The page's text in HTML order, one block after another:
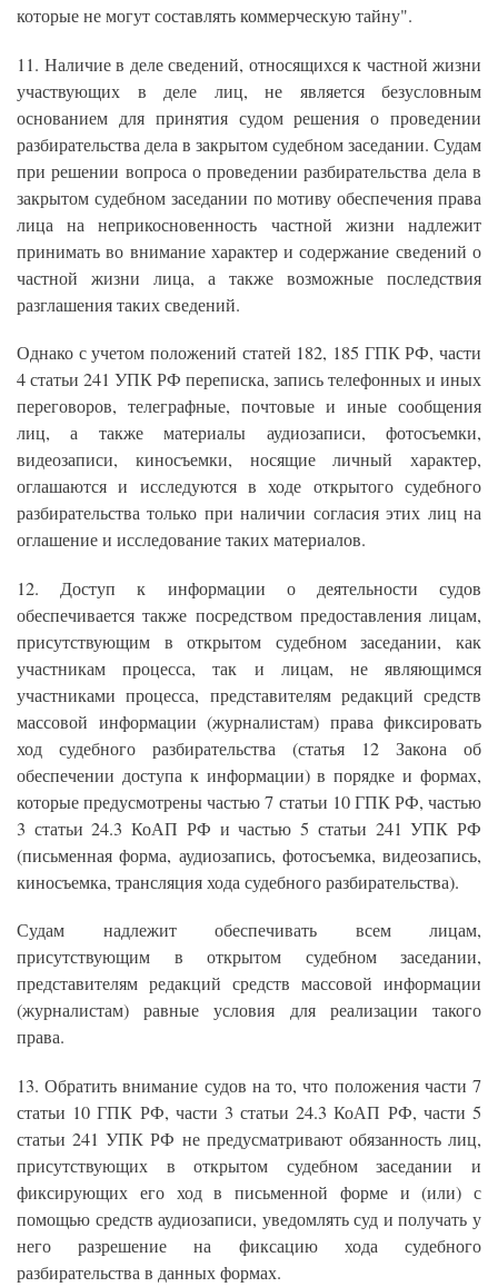
которые не могут составлять коммерческую тайну".
11. Наличие в деле сведений, относящихся к частной жизни
участвующих в деле лиц, не является безусловным
основанием для принятия судом решения о проведении
разбирательства дела в закрытом судебном заседании. Судам
при решении вопроса о проведении разбирательства дела в
закрытом судебном заседании по мотиву обеспечения права
лица на неприкосновенность частной жизни надлежит
принимать во внимание характер и содержание сведений о
частной жизни лица, а также возможные последствия
разглашения таких сведений.
Однако с учетом положений статей 182, 185 ГПК РФ, части
4 статьи 241 УПК РФ переписка, запись телефонных и иных
переговоров, телеграфные, почтовые и иные сообщения
лиц, а также материалы аудиозаписи, фотосъемки,
видеозаписи, киносъемки, носящие личный характер,
оглашаются и исследуются в ходе открытого судебного
разбирательства только при наличии согласия этих лиц на
оглашение и исследование таких материалов.
12. Доступ к информации о деятельности судов
обеспечивается также посредством предоставления лицам,
присутствующим в открытом судебном заседании, как
участникам процесса, так и лицам, не являющимся
участниками процесса, представителям редакций средств
массовой информации (журналистам) права фиксировать
ход судебного разбирательства (статья 12 Закона об
обеспечении доступа к информации) в порядке и формах,
которые предусмотрены частью 7 статьи 10 ГПК РФ, частью
3 статьи 24.3 КоАП РФ и частью 5 статьи 241 УПК РФ
(письменная форма, аудиозапись, фотосъемка, видеозапись,
киносъемка, трансляция хода судебного разбирательства).
Судам надлежит обеспечивать всем лицам,
присутствующим в открытом судебном заседании,
представителям редакций средств массовой информации
(журналистам) равные условия для реализации такого
права.
13. Обратить внимание судов на то, что положения части 7
статьи 10 ГПК РФ, части 3 статьи 24.3 КоАП РФ, части 5
статьи 241 УПК РФ не предусматривают обязанность лиц,
присутствующих в открытом судебном заседании и
фиксирующих его ход в письменной форме и (или) с
помощью средств аудиозаписи, уведомлять суд и получать у
него разрешение на фиксацию хода судебного
разбирательства в данных формах.